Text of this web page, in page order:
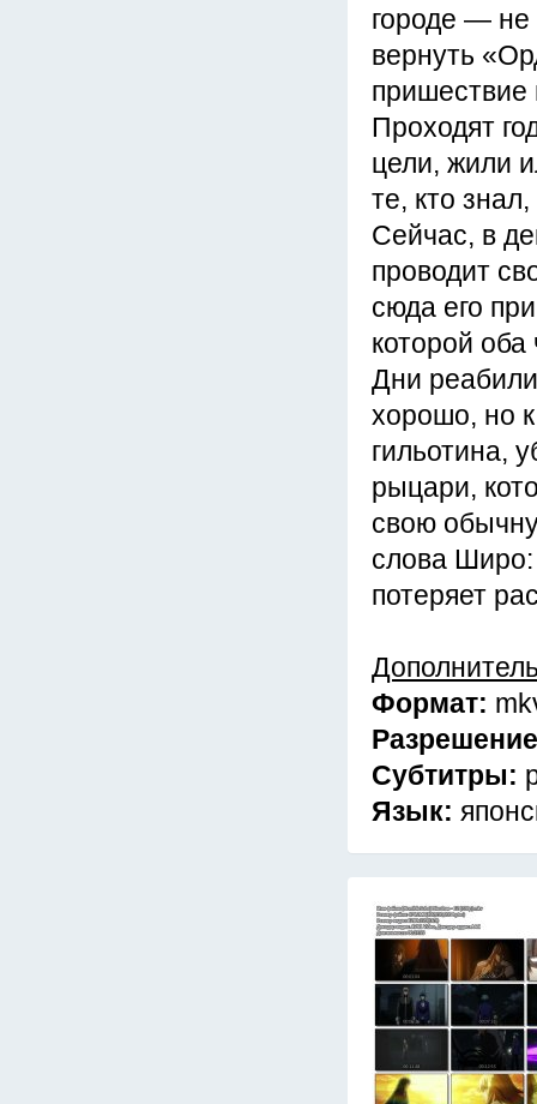
городе — не
вернуть
пришествие
Проходят
цели, жили
те, кто
Сейчас, в
проводит
сюда его
которой оба
Дни
хорошо, но
гильотина,
рыцари,
свою
слова Широ:
потеряет
Формат:
Субтитры:
Язык: